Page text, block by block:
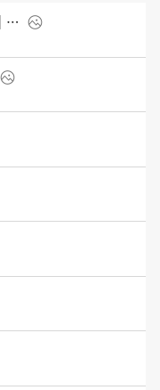
아우디 Q3 Sportback e-hybrid [UK] (2026)